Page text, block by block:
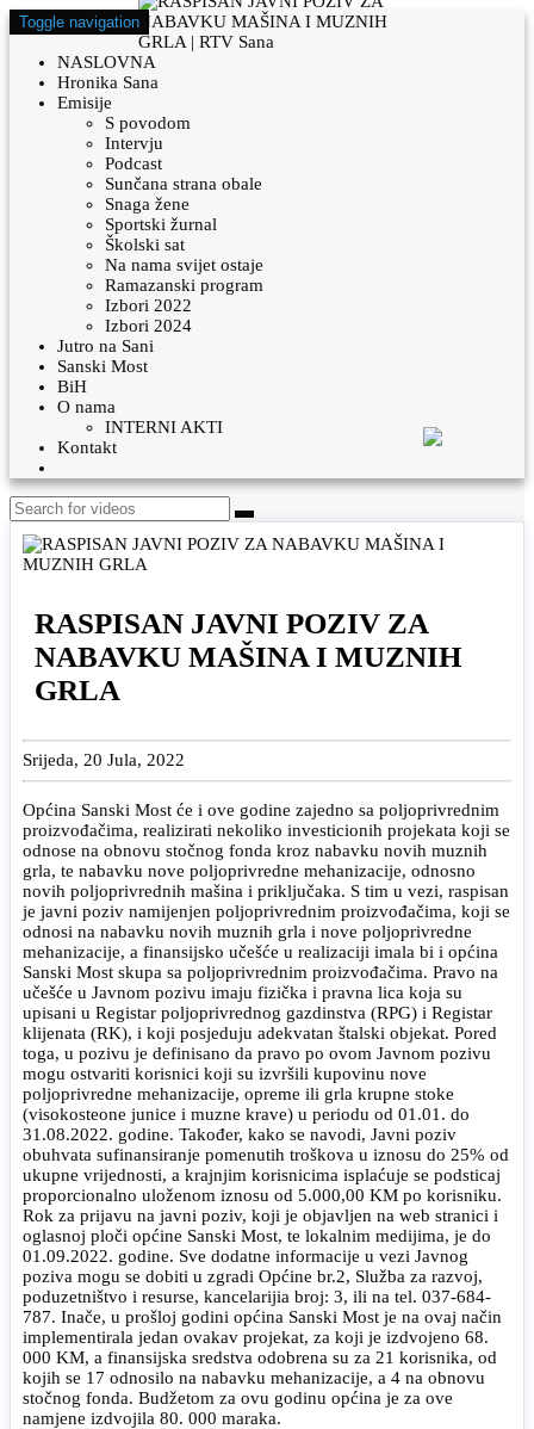
Toggle navigation
NASLOVNA
Hronika Sana
Emisije
S povodom
Intervju
Podcast
Sunčana strana obale
Snaga žene
Sportski žurnal
Školski sat
Na nama svijet ostaje
Ramazanski program
Izbori 2022
Izbori 2024
Jutro na Sani
Sanski Most
BiH
O nama
INTERNI AKTI
Kontakt
RASPISAN JAVNI POZIV ZA
NABAVKU MAŠINA I MUZNIH
GRLA
Srijeda, 20 Jula, 2022
Općina Sanski Most će i ove godine zajedno sa poljoprivrednim
proizvođačima, realizirati nekoliko investicionih projekata koji se
odnose na obnovu stočnog fonda kroz nabavku novih muznih
grla, te nabavku nove poljoprivredne mehanizacije, odnosno
novih poljoprivrednih mašina i priključaka. S tim u vezi, raspisan
je javni poziv namijenjen poljoprivrednim proizvođačima, koji se
odnosi na nabavku novih muznih grla i nove poljoprivredne
mehanizacije, a finansijsko učešće u realizaciji imala bi i općina
Sanski Most skupa sa poljoprivrednim proizvođačima. Pravo na
učešće u Javnom pozivu imaju fizička i pravna lica koja su
upisani u Registar poljoprivrednog gazdinstva (RPG) i Registar
klijenata (RK), i koji posjeduju adekvatan štalski objekat. Pored
toga, u pozivu je definisano da pravo po ovom Javnom pozivu
mogu ostvariti korisnici koji su izvršili kupovinu nove
poljoprivredne mehanizacije, opreme ili grla krupne stoke
(visokosteone junice i muzne krave) u periodu od 01.01. do
31.08.2022. godine. Također, kako se navodi, Javni poziv
obuhvata sufinansiranje pomenutih troškova u iznosu do 25% od
ukupne vrijednosti, a krajnjim korisnicima isplaćuje se podsticaj
proporcionalno uloženom iznosu od 5.000,00 KM po korisniku.
Rok za prijavu na javni poziv, koji je objavljen na web stranici i
oglasnoj ploči općine Sanski Most, te lokalnim medijima, je do
01.09.2022. godine. Sve dodatne informacije u vezi Javnog
poziva mogu se dobiti u zgradi Općine br.2, Služba za razvoj,
poduzetništvo i resurse, kancelarijia broj: 3, ili na tel. 037-684-
787. Inače, u prošloj godini općina Sanski Most je na ovaj način
implementirala jedan ovakav projekat, za koji je izdvojeno 68.
000 KM, a finansijska sredstva odobrena su za 21 korisnika, od
kojih se 17 odnosilo na nabavku mehanizacije, a 4 na obnovu
stočnog fonda. Budžetom za ovu godinu općina je za ove
namjene izdvojila 80. 000 maraka.